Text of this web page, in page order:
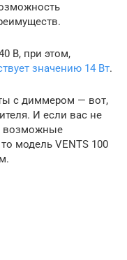
В, при этом,
значению 14 Вт.
с диммером — вот,
И если вас не
возможные
модель VENTS 100